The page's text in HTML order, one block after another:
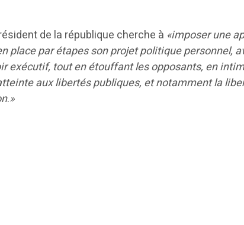
de la république cherche à «imposer une
place par étapes son projet politique personnel,
exécutif, tout en étouffant les opposants, en
aux libertés publiques, et notamment la
.»